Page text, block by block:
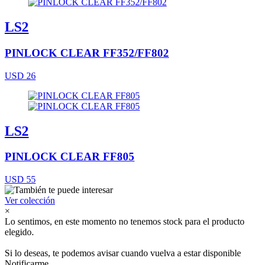
LS2
PINLOCK CLEAR FF352/FF802
USD 26
LS2
PINLOCK CLEAR FF805
USD 55
Ver colección
×
Lo sentimos, en este momento no tenemos stock para el producto
elegido.
Si lo deseas, te podemos avisar cuando vuelva a estar disponible